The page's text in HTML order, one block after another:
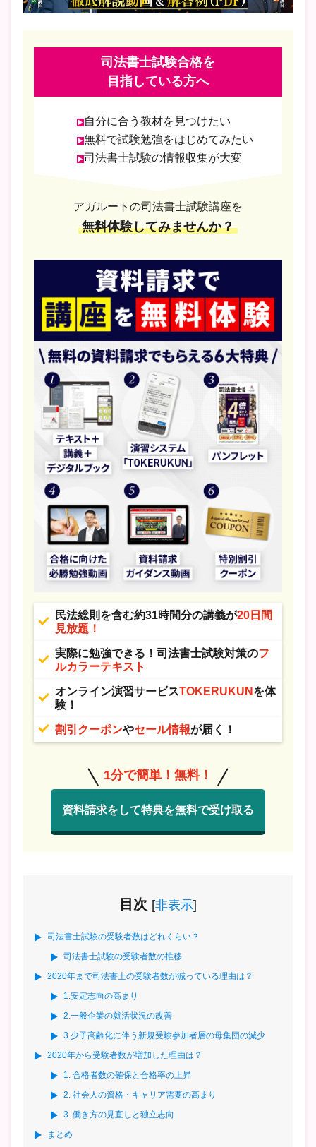
司法書士試験合格を
目指している方へ
自分に合う教材を見つけたい
無料で試験勉強をはじめてみたい
司法書士試験の情報収集が大変
アガルートの司法書士試験講座を
無料体験してみませんか？
民法総則を含む約31時間分の講義が20日間
見放題！
実際に勉強できる！司法書士試験対策のフ
ルカラーテキスト
オンライン演習サービスTOKERUKUN を体
験！
割引クーポンやセール情報が届く！
1分で簡単！無料！
資料請求をして特典を無料で受け取る
目次 [非表示]
司法書士試験の受験者数はどれくらい？
司法書士試験の受験者数の推移
2020年まで司法書士の受験者数が減っている理由は？
1.安定志向の高まり
2.一般企業の就活状況の改善
3.少子高齢化に伴う新規受験参加者層の母集団の減少
2020年から受験者数が増加した理由は？
1. 合格者数の確保と合格率の上昇
2. 社会人の資格・キャリア需要の高まり
3. 働き方の見直しと独立志向
まとめ